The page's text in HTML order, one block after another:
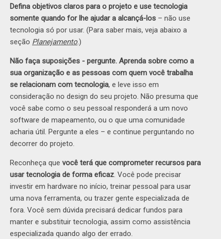
Defina objetivos claros para o projeto e use tecnologia
somente quando for lhe ajudar a alcançá-los – não use
tecnologia só por usar. (Para saber mais, veja abaixo a
seção Planejamento.)
Não faça suposições - pergunte. Aprenda sobre como a
sua organização e as pessoas com quem você trabalha
se relacionam com tecnologia, e leve isso em
consideração no design do seu projeto. Não presuma que
você sabe como o seu pessoal responderá a um novo
software de mapeamento, ou o que uma comunidade
acharia útil. Pergunte a eles – e continue perguntando no
decorrer do projeto.
Reconheça que você terá que comprometer recursos para
usar tecnologia de forma eficaz. Você pode precisar
investir em hardware no início, treinar pessoal para usar
uma nova ferramenta, ou trazer gente especializada de
fora. Você sem dúvida precisará dedicar fundos para
manter e substituir tecnologia, assim como assistência
especializada quando algo der errado.